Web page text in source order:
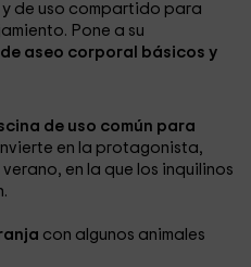
y de uso compartido para
Pone a su
aseo corporal básicos y
de uso común para
en la protagonista,
en la que los inquilinos
con algunos animales